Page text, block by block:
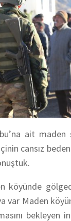
ait
cansız
köyünde
var Maden
bekleyen